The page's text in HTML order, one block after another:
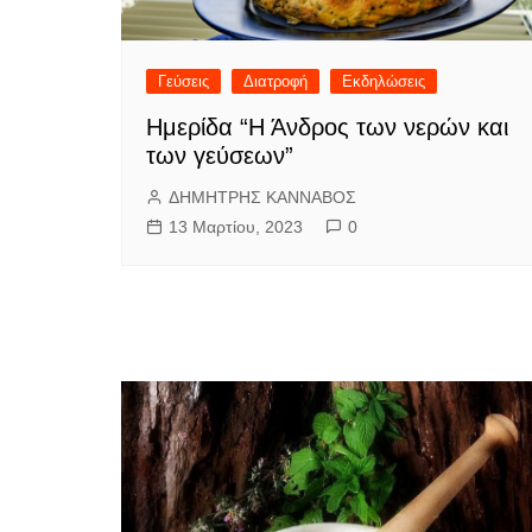
Γεύσεις Διατροφή Εκδηλώσεις
Ημερίδα “Η Άνδρος των νερών και
των γεύσεων”
ΔΗΜΗΤΡΗΣ ΚΑΝΝΑΒΟΣ
13 Μαρτίου, 2023
0